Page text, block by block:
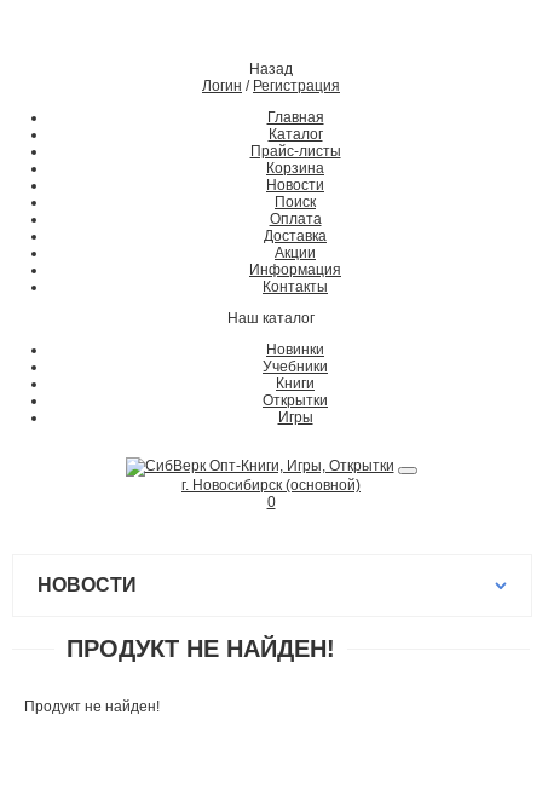
Назад
Логин / Регистрация
Главная
Каталог
Прайс-листы
Корзина
Новости
Поиск
Оплата
Доставка
Акции
Информация
Контакты
Наш каталог
Новинки
Учебники
Книги
Открытки
Игры
г. Новосибирск (основной)
0
НОВОСТИ
ПРОДУКТ НЕ НАЙДЕН!
Продукт не найден!